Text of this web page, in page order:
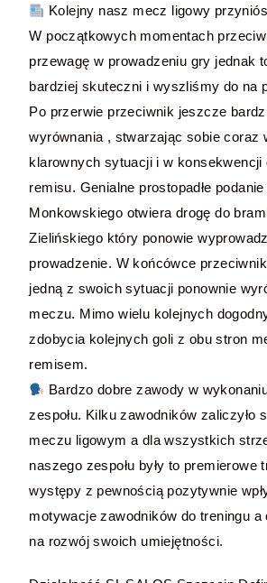
Kolejny nasz mecz ligowy
W początkowych momentach
przewagę w prowadzeniu gry jednak
bardziej skuteczni i wyszliśmy do na
Po przerwie przeciwnik jeszcze
wyrównania , stwarzając sobie coraz
klarownych sytuacji i w konsekwencji
remisu. Genialne prostopadłe
Monkowskiego otwiera drogę do
Zielińskiego który ponowie
prowadzenie. W końcówce
jedną z swoich sytuacji ponownie
meczu. Mimo wielu kolejnych
zdobycia kolejnych goli z obu stron
remisem.
Bardzo dobre zawody w
zespołu. Kilku zawodników zaliczyło
meczu ligowym a dla wszystkich
naszego zespołu były to premierowe
występy z pewnością pozytywnie
motywacje zawodników do treningu
na rozwój swoich umiejętności.